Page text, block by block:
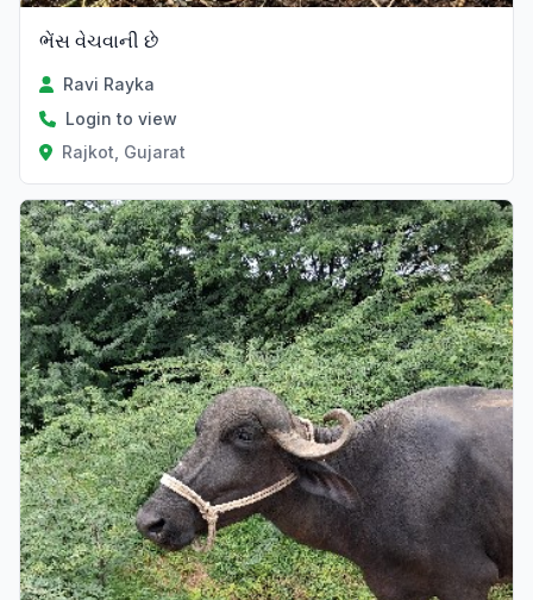
ભેંસ વેચવાની છે
Ravi Rayka
Login to view
Rajkot, Gujarat